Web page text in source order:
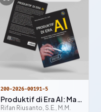
200-2026-00191-5
Produktif di Era AI: Manajemen Waktu & Fokus untuk Mahasiswa, Pekerja, UMKM, dan Content Creator
Rifan Riusanto, S.E., M.M.